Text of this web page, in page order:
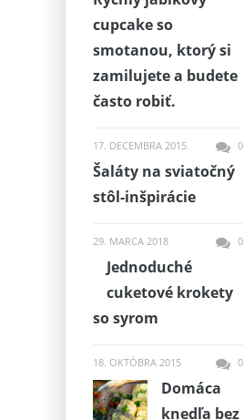
cupcake so
smotanou, ktorý si
zamilujete a budete
často robiť.
17. DECEMBRA 2015 0
Šaláty na sviatočný
stôl-inšpirácie
29. MARCA 2018 0
Jednoduché
cuketové krokety
so syrom
18. OKTÓBRA 2015 0
Domáca
knedľa bez